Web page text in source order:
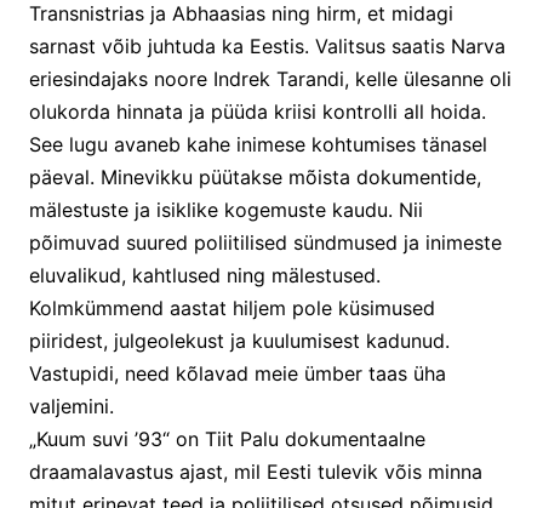
Transnistrias ja Abhaasias ning hirm, et midagi
sarnast võib juhtuda ka Eestis. Valitsus saatis Narva
eriesindajaks noore Indrek Tarandi, kelle ülesanne oli
olukorda hinnata ja püüda kriisi kontrolli all hoida.
See lugu avaneb kahe inimese kohtumises tänasel
päeval. Minevikku püütakse mõista dokumentide,
mälestuste ja isiklike kogemuste kaudu. Nii
põimuvad suured poliitilised sündmused ja inimeste
eluvalikud, kahtlused ning mälestused.
Kolmkümmend aastat hiljem pole küsimused
piiridest, julgeolekust ja kuulumisest kadunud.
Vastupidi, need kõlavad meie ümber taas üha
valjemini.
„Kuum suvi ’93“ on Tiit Palu dokumentaalne
draamalavastus ajast, mil Eesti tulevik võis minna